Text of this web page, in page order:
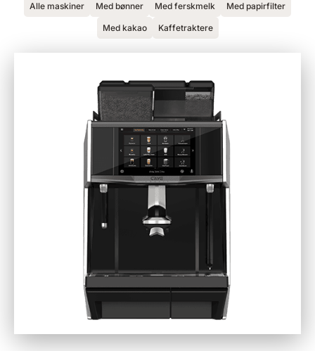
Alle maskiner Med bønner Med ferskmelk Med papirfilter
Med kakao Kaffetraktere